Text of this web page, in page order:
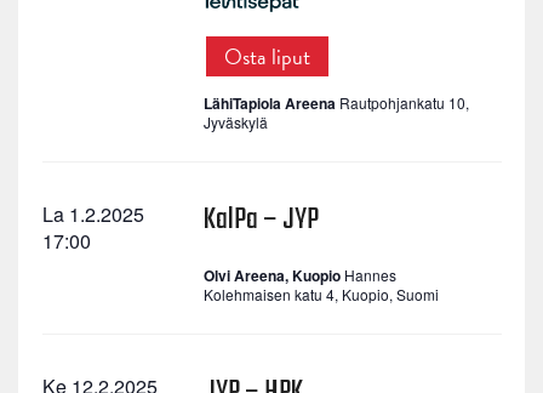
Osta liput
LähiTapiola Areena Rautpohjankatu 10,
Jyväskylä
La 1.2.2025
17:00
KalPa – JYP
Olvi Areena, Kuopio Hannes
Kolehmaisen katu 4, Kuopio, Suomi
Ke 12.2.2025